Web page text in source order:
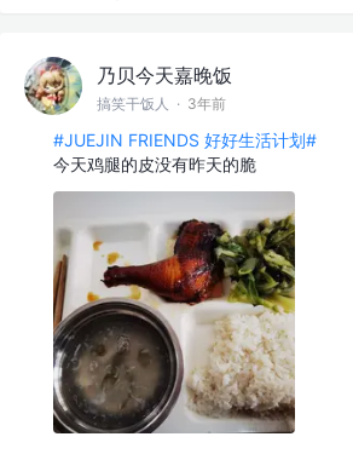
乃贝今天嘉晚饭
搞笑干饭人 · 3年前
#JUEJIN FRIENDS 好好生活计划#
今天鸡腿的皮没有昨天的脆